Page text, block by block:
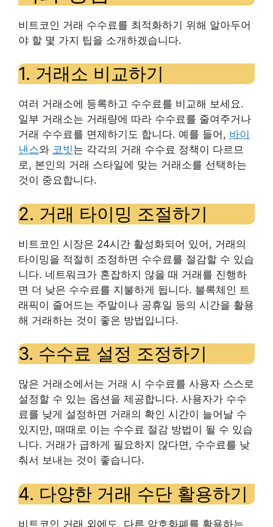
비트코인 거래 수수료를 최적화하기 위해 알아두어
야 할 몇 가지 팁을 소개하겠습니다.
1. 거래소 비교하기
여러 거래소에 등록하고 수수료를 비교해 보세요.
일부 거래소는 거래량에 따라 수수료를 줄여주거나
거래 수수료를 면제하기도 합니다. 예를 들어, 바이
낸스와 코빗는 각각의 거래 수수료 정책이 다르므
로, 본인의 거래 스타일에 맞는 거래소를 선택하는
것이 중요합니다.
2. 거래 타이밍 조절하기
비트코인 시장은 24시간 활성화되어 있어, 거래의
타이밍을 적절히 조정하면 수수료를 절감할 수 있습
니다. 네트워크가 혼잡하지 않을 때 거래를 진행하
면 더 낮은 수수료를 지불하게 됩니다. 블록체인 트
래픽이 줄어드는 주말이나 공휴일 등의 시간을 활용
해 거래하는 것이 좋은 방법입니다.
3. 수수료 설정 조정하기
많은 거래소에서는 거래 시 수수료를 사용자 스스로
설정할 수 있는 옵션을 제공합니다. 사용자가 수수
료를 낮게 설정하면 거래의 확인 시간이 늘어날 수
있지만, 때때로 이는 수수료 절감 방법이 될 수 있습
니다. 거래가 급하게 필요하지 않다면, 수수료를 낮
춰서 보내는 것이 좋습니다.
4. 다양한 거래 수단 활용하기
비트코인 거래 외에도, 다른 암호화폐를 활용하는